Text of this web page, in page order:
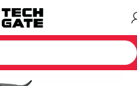
PAJISJE TE KUZHINES BLENDER